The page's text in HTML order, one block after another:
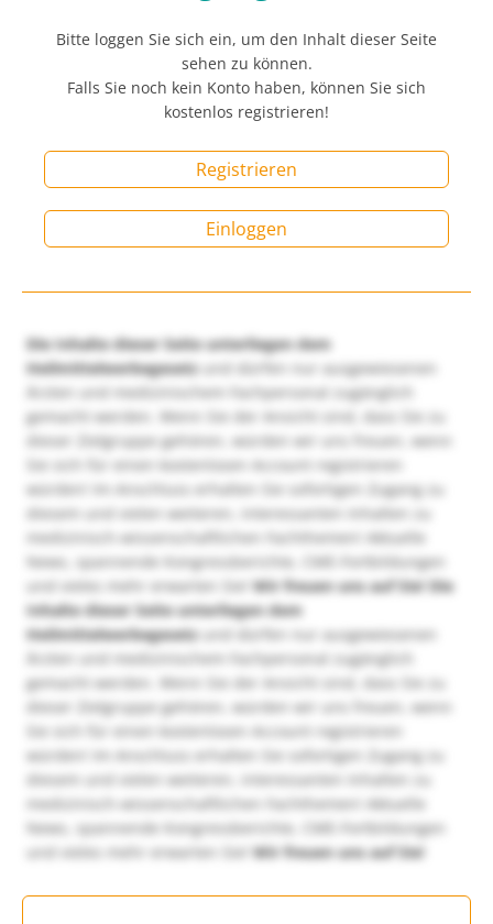
Bitte loggen Sie sich ein, um den Inhalt dieser Seite
sehen zu können.
Falls Sie noch kein Konto haben, können Sie sich
kostenlos registrieren!
Registrieren
Einloggen
Die Inhalte dieser Seite unterliegen dem
Heilmittelwerbegesetzund dürfen nur ausgewiesenen
Ärzten und medizinischem Fachpersonal zugänglich
gemacht werden. Wenn Sie der Ansicht sind, dass Sie zu
dieser Zielgruppe gehören, würden wir uns freuen, wenn
Sie sich für einen kostenlosen Account registrieren
würden! Im Anschluss erhalten Sie sofortigen Zugang zu
diesem und vielen weiteren, interessanten Inhalten zu
medizinisch-wissenschaftlichen Fachthemen! Aktuelle
News, spannende Kongressberichte, CME-Fortbildungen
und vieles mehr erwarten Sie!Wir freuen uns auf Sie! Die
Inhalte dieser Seite unterliegen dem
Heilmittelwerbegesetzund dürfen nur ausgewiesenen
Ärzten und medizinischem Fachpersonal zugänglich
gemacht werden. Wenn Sie der Ansicht sind, dass Sie zu
dieser Zielgruppe gehören, würden wir uns freuen, wenn
Sie sich für einen kostenlosen Account registrieren
würden! Im Anschluss erhalten Sie sofortigen Zugang zu
diesem und vielen weiteren, interessanten Inhalten zu
medizinisch-wissenschaftlichen Fachthemen! Aktuelle
News, spannende Kongressberichte, CME-Fortbildungen
und vieles mehr erwarten Sie!Wir freuen uns auf Sie!